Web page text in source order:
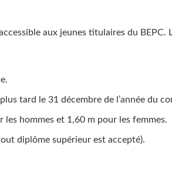
aux jeunes titulaires du
tard le 31 décembre de l’année du
les hommes et 1,60 m pour les femmes.
diplôme supérieur est accepté).